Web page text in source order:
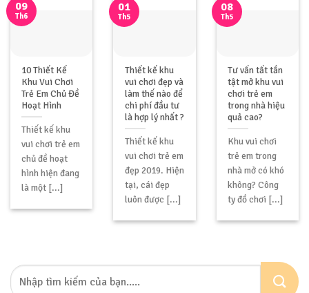
10 Thiết Kế
Khu Vui Chơi
Trẻ Em Chủ Đề
Hoạt Hình
Thiết kế khu
vui chơi trẻ em
chủ đề hoạt
hình hiện đang
là một [...]
09
Th6
Thiết kế khu
vui chơi đẹp và
làm thế nào để
chi phí đầu tư
là hợp lý nhất ?
Thiết kế khu
vui chơi trẻ em
đẹp 2019. Hiện
tại, cái đẹp
luôn được [...]
01
Th5
Tư vấn tất tần
tật mở khu vui
chơi trẻ em
trong nhà hiệu
quả cao?
Khu vui chơi
trẻ em trong
nhà mở có khó
không? Công
ty đồ chơi [...]
08
Th5